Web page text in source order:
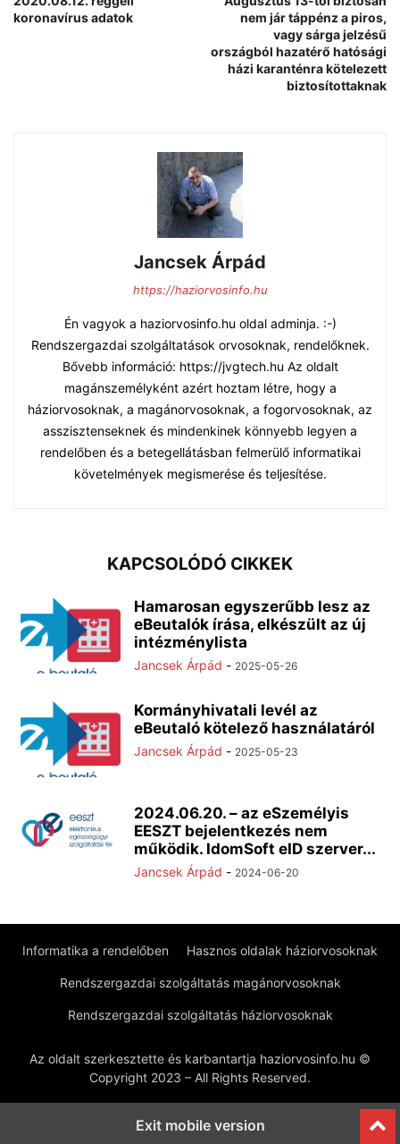
koronavírus adatok
nem jár táppénz a piros,
vagy sárga jelzésű
országból hazatérő hatósági
házi karanténra kötelezett
biztosítottaknak
Jancsek Árpád
https://haziorvosinfo.hu
Én vagyok a haziorvosinfo.hu oldal adminja. :-)
Rendszergazdai szolgáltatások orvosoknak, rendelőknek.
Bővebb információ: https://jvgtech.hu Az oldalt
magánszemélyként azért hoztam létre, hogy a
háziorvosoknak, a magánorvosoknak, a fogorvosoknak, az
asszisztenseknek és mindenkinek könnyebb legyen a
rendelőben és a betegellátásban felmerülő informatikai
követelmények megismerése és teljesítése.
KAPCSOLÓDÓ CIKKEK
Hamarosan egyszerűbb lesz az
eBeutalók írása, elkészült az új
intézménylista
Jancsek Árpád - 2025-05-26
Kormányhivatali levél az
eBeutaló kötelező használatáról
Jancsek Árpád - 2025-05-23
2024.06.20. – az eSzemélyis
EESZT bejelentkezés nem
működik. IdomSoft eID szerver...
Jancsek Árpád - 2024-06-20
Informatika a rendelőben Hasznos oldalak háziorvosoknak
Rendszergazdai szolgáltatás magánorvosoknak
Rendszergazdai szolgáltatás háziorvosoknak
Az oldalt szerkesztette és karbantartja haziorvosinfo.hu ©
Copyright 2023 – All Rights Reserved.
Exit mobile version